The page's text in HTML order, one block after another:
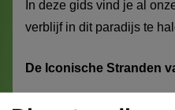
In deze gids vind je al
verblijf in dit paradijs te
De Iconische Stranden